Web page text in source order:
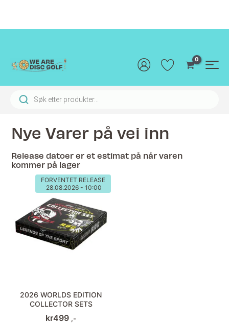
innholdet
Products search
Nye Varer på vei inn
Release datoer er et estimat på når varen
kommer på lager
FORVENTET RELEASE
28.08.2026 - 10:00
2026 WORLDS EDITION
COLLECTOR SETS
kr499 ,-